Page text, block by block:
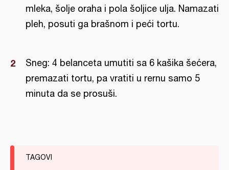
mleka, šolje oraha i pola šoljice ulja. Namazati
pleh, posuti ga brašnom i peći tortu.
Sneg: 4 belanceta umutiti sa 6 kašika šećera,
premazati tortu, pa vratiti u rernu samo 5
minuta da se prosuši.
TAGOVI